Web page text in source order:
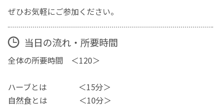
ぜひお気軽にご参加ください。
当日の流れ・所要時間
全体の所要時間 ＜120＞
ハーブとは ＜15分＞
自然食とは ＜10分＞